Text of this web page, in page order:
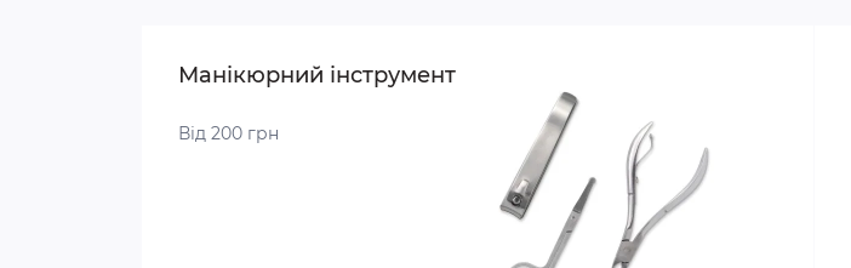
Манікюрний інструмент
Від 200 грн